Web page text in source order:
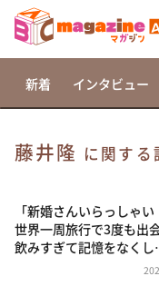
相席食堂
これ余談なんで
～人生密着ト
新着 インタビュー
藤井隆 に関する
「新婚さんいらっしゃい
世界一周旅行で3度も出会
飲みすぎて記憶をなく